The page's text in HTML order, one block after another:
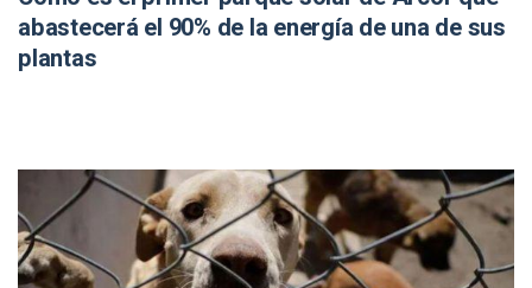
abastecerá el 90% de la energía de una de sus
plantas